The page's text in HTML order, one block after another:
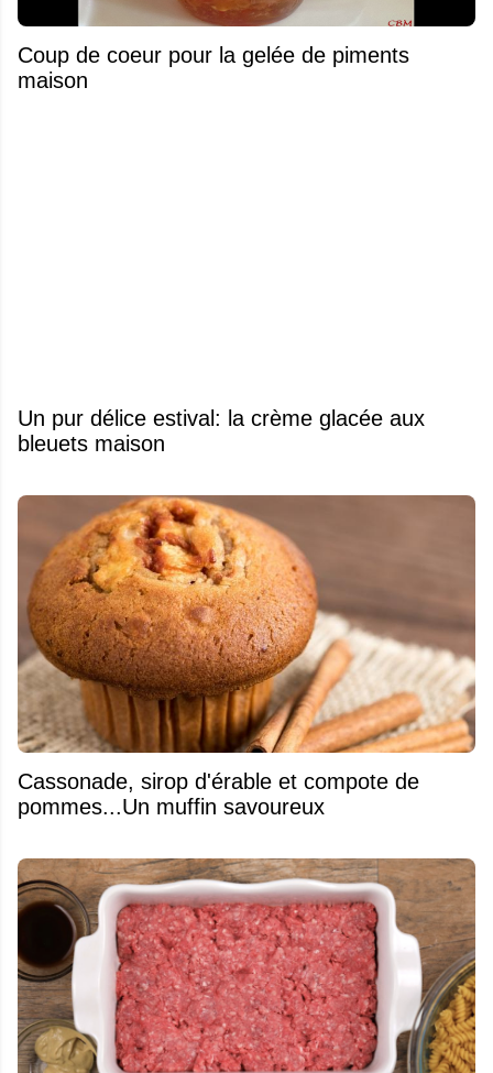
Coup de coeur pour la gelée de piments
maison
Un pur délice estival: la crème glacée aux
bleuets maison
​Cassonade, sirop d'érable et compote de
pommes...Un muffin savoureux